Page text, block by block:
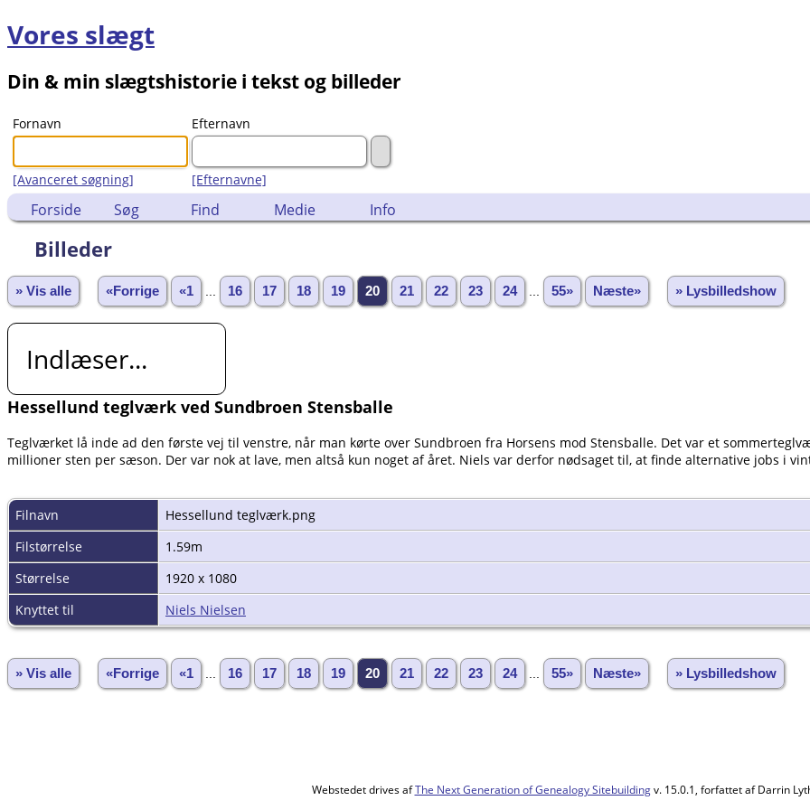
Vores slægt
Din & min slægtshistorie i tekst og billeder
Fornavn Efternavn
[Avanceret søgning] [Efternavne]
Forside Søg Find Medie Info
Billeder
» Vis alle «Forrige «1 16 17 18 19 20 21 22 23 24 55» Næste» » Lysbilledshow
Indlæser...
Hessellund teglværk ved Sundbroen Stensballe
Teglværket lå inde ad den første vej til venstre, når man kørte over Sundbroen fra Horsens mod Stensballe. Det var et
millioner sten per sæson. Der var nok at lave, men altså kun noget af året. Niels var derfor nødsaget til, at finde alternative jobs i
Filnavn
Hessellund teglværk.png
Filstørrelse
1.59m
Størrelse
1920 x 1080
Knyttet til
Niels Nielsen
» Vis alle «Forrige «1 16 17 18 19 20 21 22 23 24 55» Næste» » Lysbilledshow
Webstedet drives afThe Next Generation of Genealogy Sitebuildingv. 15.0.1, forfattet af Darrin